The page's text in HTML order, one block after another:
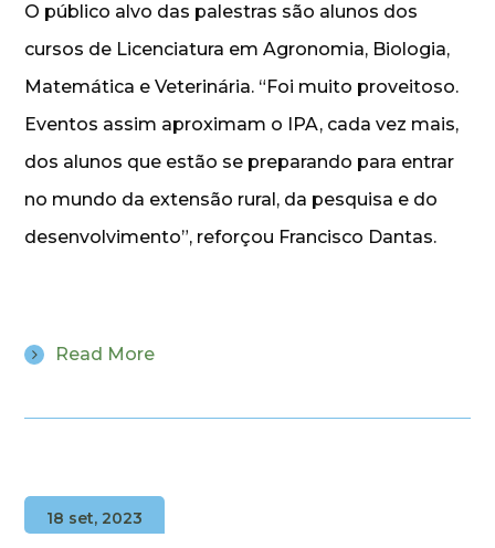
O público alvo das palestras são alunos dos
cursos de Licenciatura em Agronomia, Biologia,
Matemática e Veterinária. “Foi muito proveitoso.
Eventos assim aproximam o IPA, cada vez mais,
dos alunos que estão se preparando para entrar
no mundo da extensão rural, da pesquisa e do
desenvolvimento”, reforçou Francisco Dantas.
Read More
18 set, 2023